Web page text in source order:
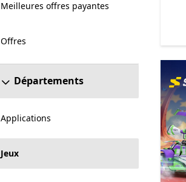
Meilleures offres payantes
Offres
Départements
Applications
Jeux